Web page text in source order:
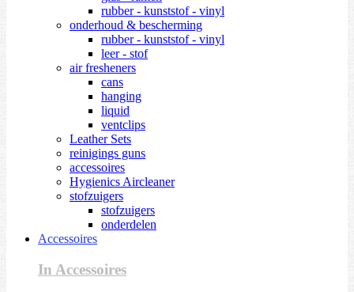
rubber - kunststof - vinyl
onderhoud & bescherming
rubber - kunststof - vinyl
leer - stof
air fresheners
cans
hanging
liquid
ventclips
Leather Sets
reinigings guns
accessoires
Hygienics Aircleaner
stofzuigers
stofzuigers
onderdelen
Accessoires
In Accessoires